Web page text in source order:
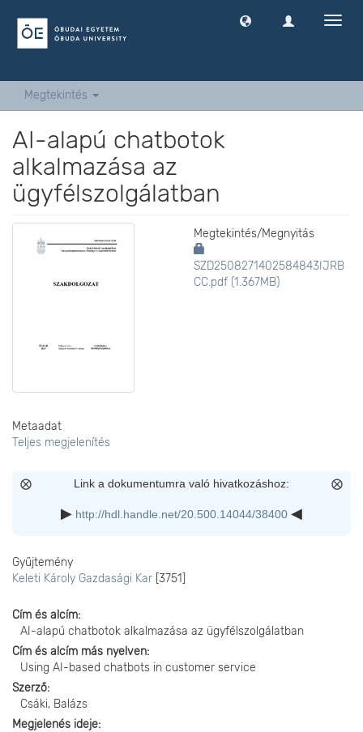
Megtekintés
AI-alapú chatbotok
alkalmazása az
ügyfélszolgálatban
Megtekintés/Megnyitás
SZD2508271402584843IJRB
CC.pdf (1.367MB)
Metaadat
Teljes megjelenítés
Link a dokumentumra való hivatkozáshoz:
http://hdl.handle.net/20.500.14044/38400
Gyűjtemény
Keleti Károly Gazdasági Kar [3751]
Cím és alcím
AI-alapú chatbotok alkalmazása az ügyfélszolgálatban
Cím és alcím más nyelven
Using AI-based chatbots in customer service
Szerző
Csáki, Balázs
Megjelenés ideje